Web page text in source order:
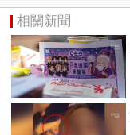
相關新聞